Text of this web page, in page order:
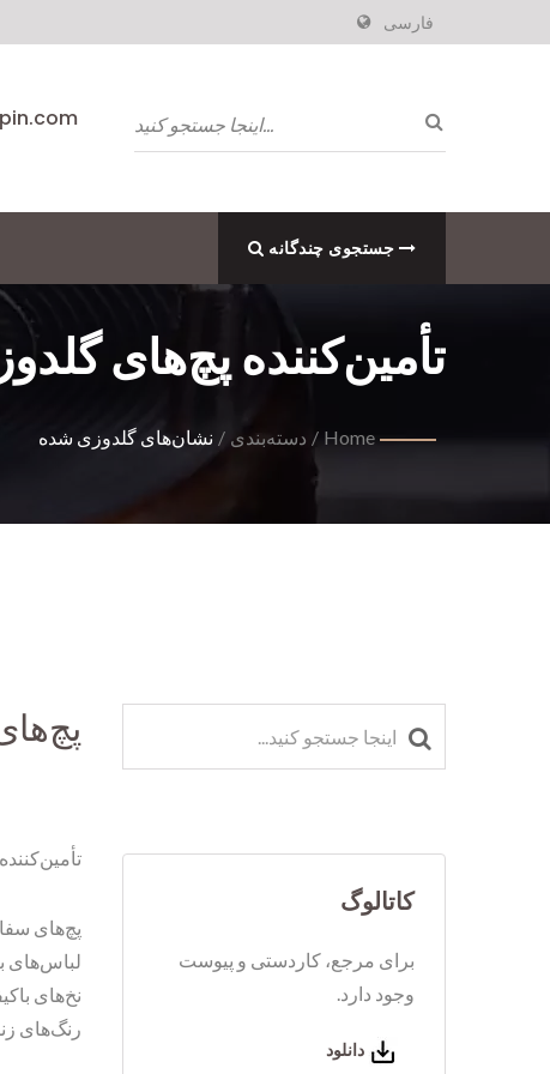
فارسی
تأمین‌کننده پچ‌های
Home
/ دسته‌بندی / نشان‌های گلدوزی شده
پچ‌های
لباس‌های
نخ‌های
رنگ‌های
کاتالوگ
برای مرجع، کاردستی و پیوست
وجود دارد.
دانلود